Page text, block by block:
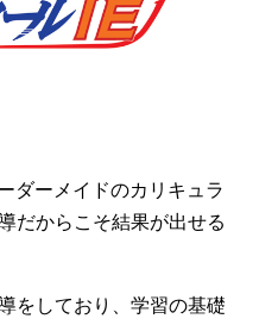
ダーメイドのカリキュラ
だからこそ結果が出せる
をしており、学習の基礎